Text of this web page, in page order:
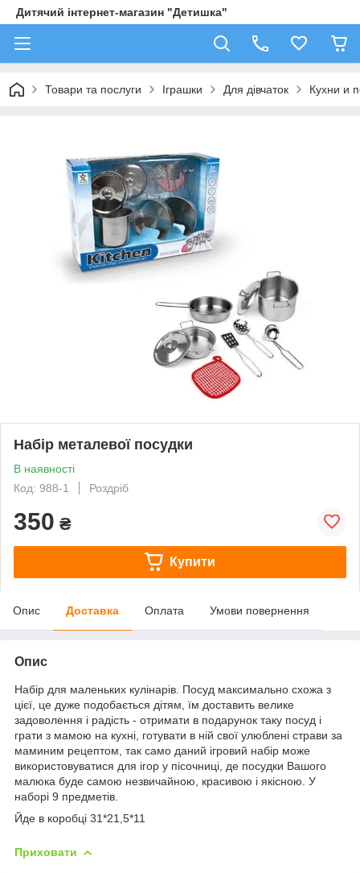
Дитячий інтернет-магазин "Детишка"
Товари та послуги Іграшки Для дівчаток Кухни и
Набір металевої посудки
В наявності
Код: 988-1
Роздріб
350 ₴
Купити
Опис Доставка Оплата Умови повернення
Опис
Набір для маленьких кулінарів. Посуд максимально схожа з
цієї, це дуже подобається дітям, їм доставить велике
задоволення і радість - отримати в подарунок таку посуд і
грати з мамою на кухні, готувати в ній свої улюблені страви за
маминим рецептом, так само даний ігровий набір може
використовуватися для ігор у пісочниці, де посудки Вашого
малюка буде самою незвичайною, красивою і якісною. У
наборі 9 предметів.
Йде в коробці 31*21,5*11
Приховати